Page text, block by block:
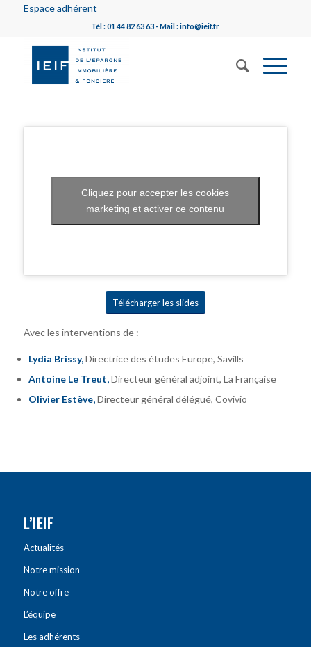
Espace adhérent
Tél : 01 44 82 63 63 - Mail : info@ieif.fr
Cliquez pour accepter les cookies
marketing et activer ce contenu
Télécharger les slides
Avec les interventions de :
Lydia Brissy,Directrice des études Europe, Savills
Antoine Le Treut,Directeur général adjoint, La Française
Olivier Estève,Directeur général délégué, Covivio
L’IEIF
Actualités
Notre mission
Notre offre
L’équipe
Les adhérents